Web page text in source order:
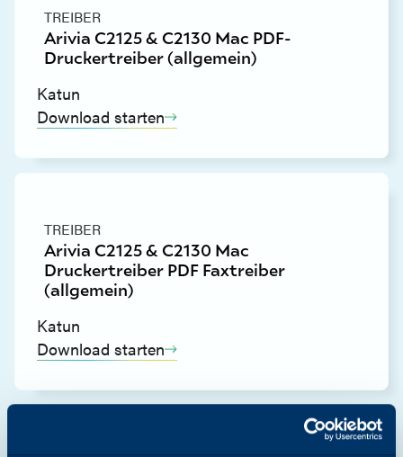
TREIBER
Arivia C2125 & C2130 Mac PDF-
Druckertreiber (allgemein)
Katun
Download starten
TREIBER
Arivia C2125 & C2130 Mac
Druckertreiber PDF Faxtreiber
(allgemein)
Katun
Download starten